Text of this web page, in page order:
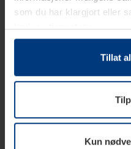
som du har klargjort eller
bruk av tjenestene.
Etter loven kan vi lagre
datamaskin, hvis disse er
trenger vi din tillatelse. Du
tilbakekalle ditt samtykke i
informasjonskapselen på
Tillat
Kun